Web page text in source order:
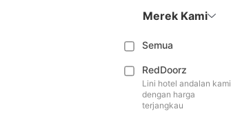
Merek Kami
Semua
RedDoorz
Lini hotel andalan kami
dengan harga
terjangkau